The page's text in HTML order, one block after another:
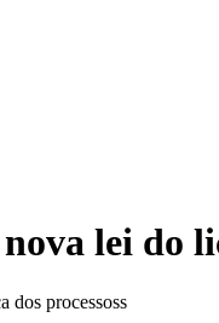
RN encerra
lei do
dos processoss